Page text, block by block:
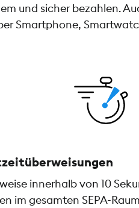
und sicher bezahlen.
Smartphone,
innerhalb von 10
im gesamten SEPA-